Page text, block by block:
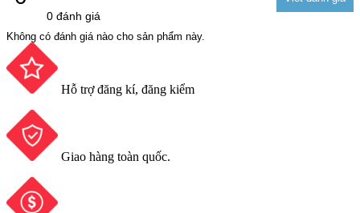
0 đánh giá
Không có đánh giá nào cho sản phẩm này.
Hỗ trợ đăng kí, đăng kiểm
Giao hàng toàn quốc.